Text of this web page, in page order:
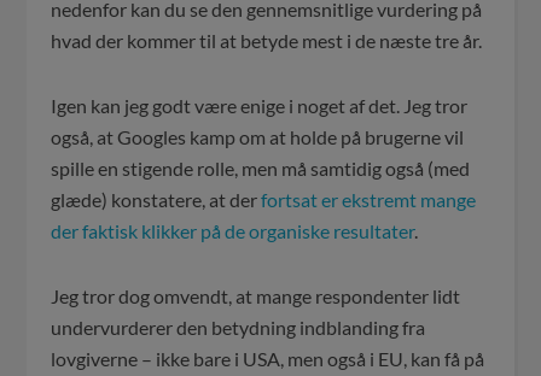
nedenfor kan du se den gennemsnitlige vurdering på
hvad der kommer til at betyde mest i de næste tre år.
Igen kan jeg godt være enige i noget af det. Jeg tror
også, at Googles kamp om at holde på brugerne vil
spille en stigende rolle, men må samtidig også (med
glæde) konstatere, at derfortsat er ekstremt mange
der faktisk klikker på de organiske resultater.
Jeg tror dog omvendt, at mange respondenter lidt
undervurderer den betydning indblanding fra
lovgiverne – ikke bare i USA, men også i EU, kan få på